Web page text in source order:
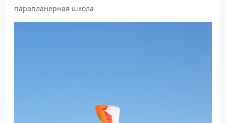
парапланерная школа